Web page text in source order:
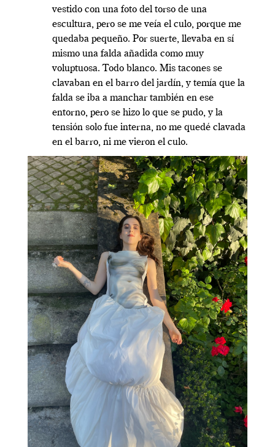
vestido con una foto del torso de una
escultura, pero se me veía el culo, porque me
quedaba pequeño. Por suerte, llevaba en sí
mismo una falda añadida como muy
voluptuosa. Todo blanco. Mis tacones se
clavaban en el barro del jardín, y temía que la
falda se iba a manchar también en ese
entorno, pero se hizo lo que se pudo, y la
tensión solo fue interna, no me quedé clavada
en el barro, ni me vieron el culo.